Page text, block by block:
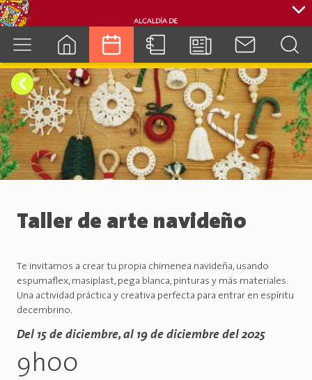
cuenca.gob.ec
Taller de arte navideño
Te invitamos a crear tu propia chimenea navideña, usando
espumaflex, masiplast, pega blanca, pinturas y más materiales.
Una actividad práctica y creativa perfecta para entrar en espíritu
decembrino.
Del 15 de diciembre, al 19 de diciembre del 2025
9h00